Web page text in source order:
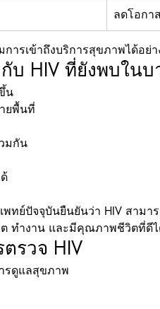
ลดโอกา
การเข้าถึงบริการสุขภาพได้อย่
กับ HIV ที่ยังพบใน
น
ยพื้นที่
มกัน
ทย์ปัจจุบันยืนยันว่า HIV สาม
ทำงาน และมีคุณภาพชีวิตที่ดี
รวจ HIV
รดูแลสุขภาพ